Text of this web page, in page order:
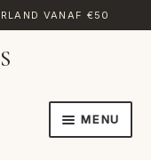
VANAF €50
MENU